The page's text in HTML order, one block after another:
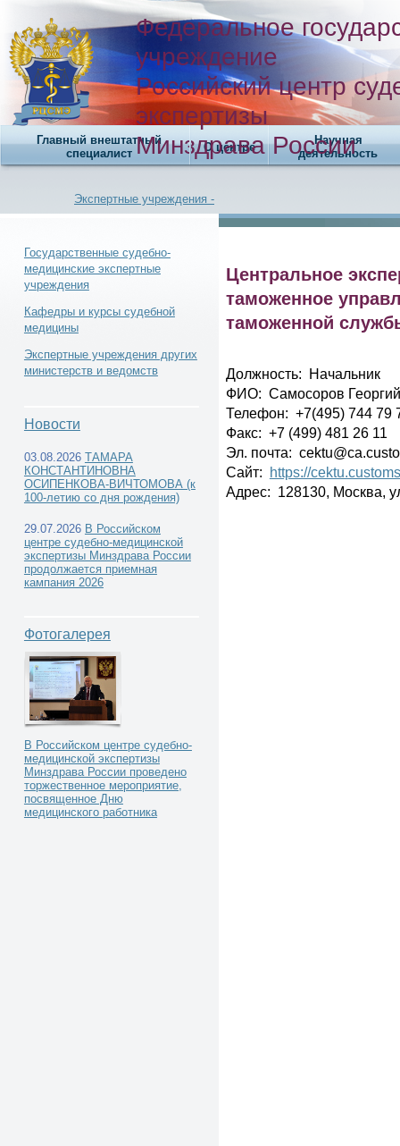
Федеральное
учреждение
Российский центр
экспертизы
Минздрава России
Главный внештатный
специалист
О центре
Научная
деятельность
Экспертные учреждения -
Экспертные учреждения других
министерств и ведомств -
службы Российской Федерации
Государственные судебно-
медицинские экспертные
учреждения
Кафедры и курсы судебной
медицины
Экспертные учреждения других
министерств и ведомств
Новости
03.08.2026 ТАМАРА
КОНСТАНТИНОВНА
ОСИПЕНКОВА-ВИЧТОМОВА (к
100-летию со дня рождения)
29.07.2026 В Российском
центре судебно-медицинской
экспертизы Минздрава России
продолжается приемная
кампания 2026
Фотогалерея
В Российском центре судебно-
медицинской экспертизы
Минздрава России проведено
торжественное мероприятие,
посвященное Дню
медицинского работника
Центральное
таможенное
таможенной
Должность: Начальник
ФИО: Самосоров
Телефон: +7(495) 744 79
Факс: +7 (499) 481 26 11
Эл. почта:
Сайт: https://
Адрес: 128130, Москва,